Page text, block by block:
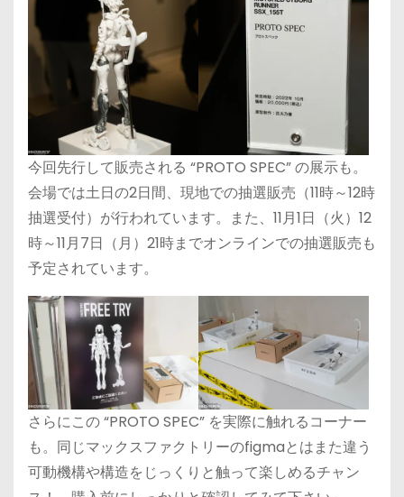
今回先行して販売される “PROTO SPEC” の展示も。
会場では土日の2日間、現地での抽選販売（11時～12時
抽選受付）が行われています。また、11月1日（火）12
時～11月7日（月）21時までオンラインでの抽選販売も
予定されています。
さらにこの “PROTO SPEC” を実際に触れるコーナー
も。同じマックスファクトリーのfigmaとはまた違う
可動機構や構造をじっくりと触って楽しめるチャン